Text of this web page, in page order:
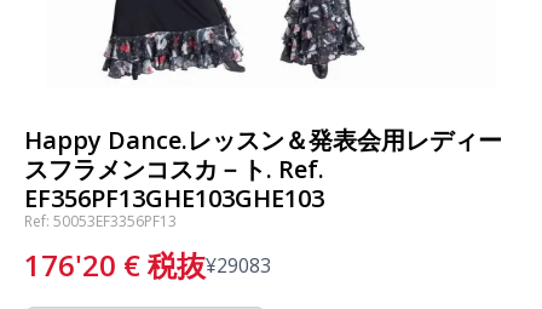
Happy Dance.レッスン＆発表会用レディー
スフラメンコスカ－ト. Ref.
EF356PF13GHE103GHE103
Ref: 50053EF3356PF13
176'20 €税抜¥29083